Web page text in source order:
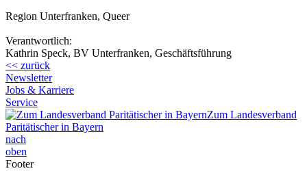
Region Unterfranken, Queer
Verantwortlich:
Kathrin Speck, BV Unterfranken, Geschäftsführung
<< zurück
Newsletter
Jobs & Karriere
Service
Zum Landesverband
Paritätischer in Bayern
nach
oben
Footer